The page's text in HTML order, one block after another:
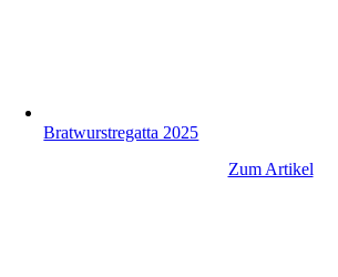
Bratwurstregatta 2025
Zum Artikel